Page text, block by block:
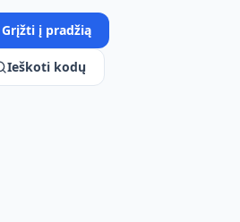
Grįžti į pradžią
Ieškoti kodų